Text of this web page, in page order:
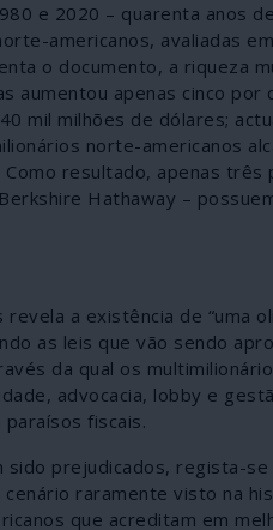
e 2020 – quarenta anos
americanos, avaliadas
o documento, a riqueza
aumentou apenas cinco
mil milhões de dólares;
norte-americanos
resultado, apenas três
Hathaway –
a existência de “uma
as leis que vão sendo
da qual os
advocacia, lobby e
fiscais.
prejudicados, regista-
raramente visto na
que acreditam em